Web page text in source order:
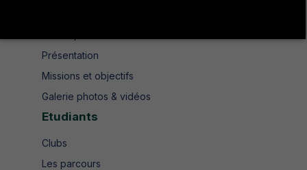
Présentation
Missions et objectifs
Galerie photos & vidéos
Etudiants
Clubs
Les parcours